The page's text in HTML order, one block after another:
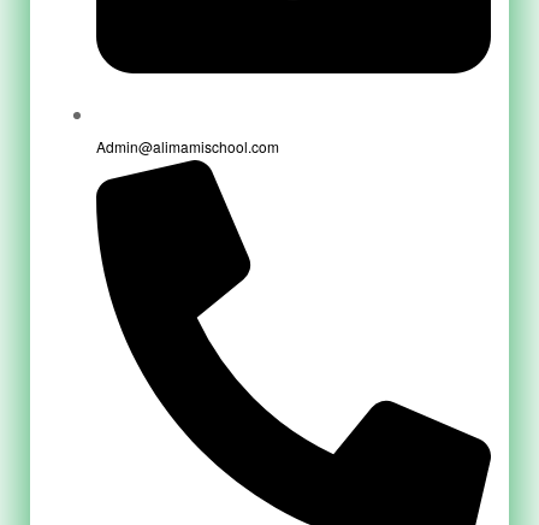
Admin@alimamischool.com